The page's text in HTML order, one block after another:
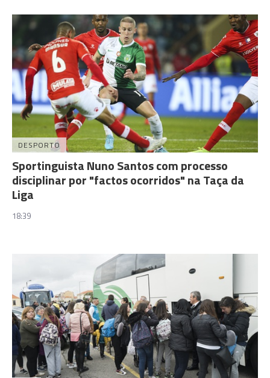
DESPORTO
Sportinguista Nuno Santos com processo
disciplinar por "factos ocorridos" na Taça da
Liga
18:39